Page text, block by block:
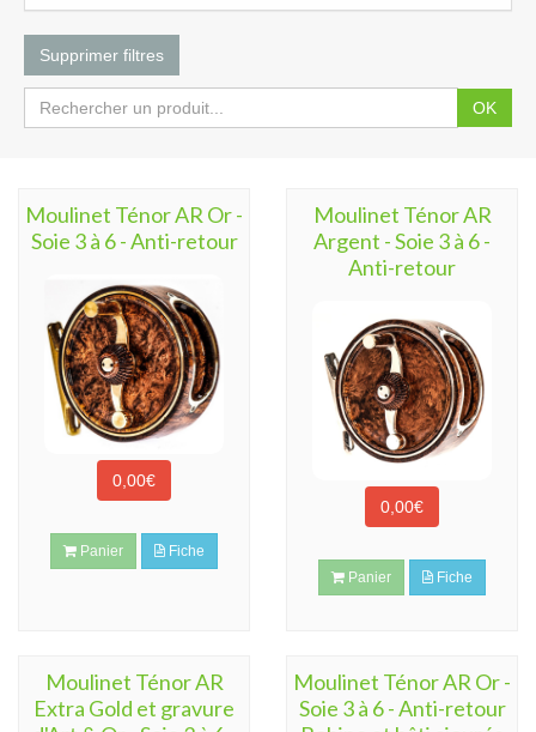
Supprimer filtres
OK
Moulinet Ténor AR Or -
Soie 3 à 6 - Anti-retour
0,00€
Panier Fiche
Moulinet Ténor AR
Argent - Soie 3 à 6 -
Anti-retour
0,00€
Panier Fiche
Moulinet Ténor AR
Extra Gold et gravure
Moulinet Ténor AR Or -
Soie 3 à 6 - Anti-retour